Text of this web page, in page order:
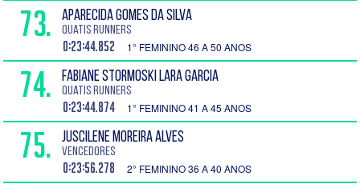
73. APARECIDA GOMES DA SILVA
Quatis Runners
0:23:44.852 1° FEMININO 46 A 50 ANOS
74. FABIANE STORMOSKI LARA GARCIA
Quatis Runners
0:23:44.874 1° FEMININO 41 A 45 ANOS
75. JUSCILENE MOREIRA ALVES
Vencedores
0:23:56.278 2° FEMININO 36 A 40 ANOS